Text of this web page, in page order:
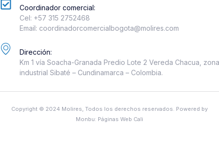
Coordinador comercial:
Cel: +57 315 2752468
Email: coordinadorcomercialbogota@molires.com
Dirección:
Km 1 vía Soacha-Granada Predio Lote 2 Vereda Chacua, zona
industrial Sibaté – Cundinamarca – Colombia.
Copyright © 2024 Molires, Todos los derechos reservados. Powered by
Monbu: Páginas Web Cali